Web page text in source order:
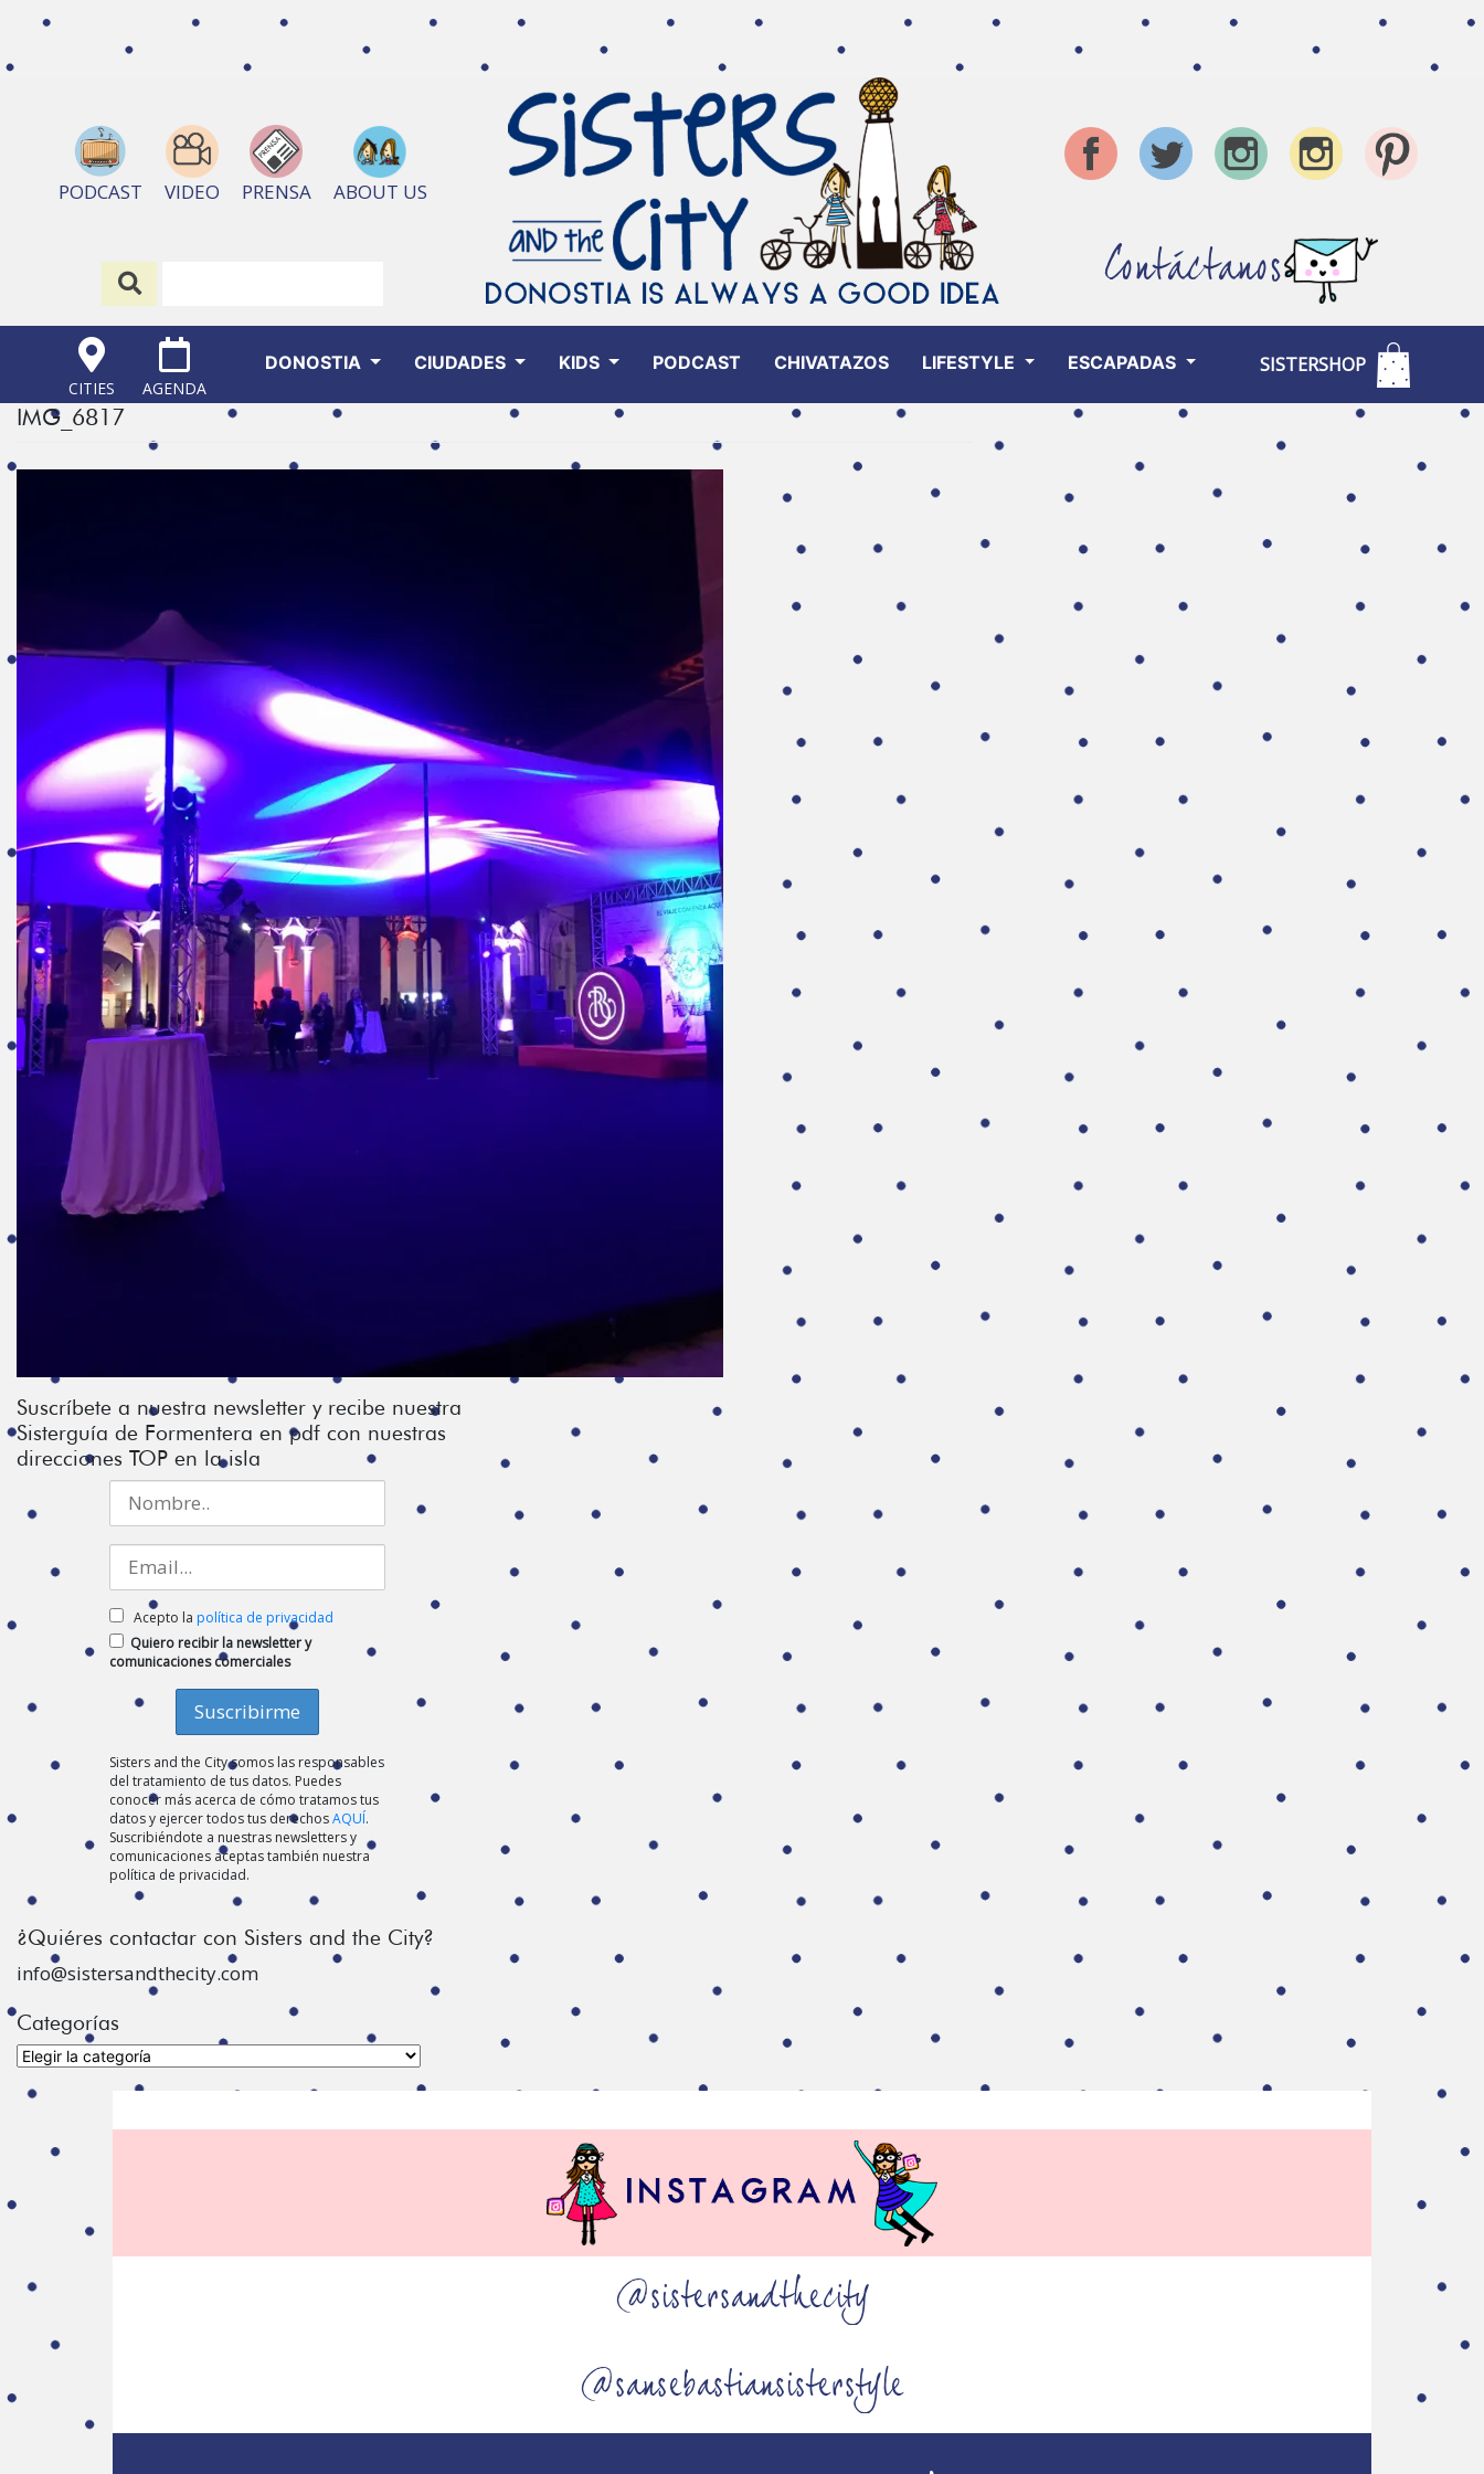
PODCAST VIDEO PRENSA ABOUT US
Contáctanos
CITIES AGENDA
DONOSTIA CIUDADES KIDS PODCAST CHIVATAZOS LIFESTYLE ESCAPADAS SISTERSHOP
IMG_6817
Suscríbete a nuestra newsletter y recibe nuestra
Sisterguía de Formentera en pdf con nuestras
direcciones TOP en la isla
Acepto la política de privacidad
Quiero recibir la newsletter y
comunicaciones comerciales
Sisters and the City somos las responsables
del tratamiento de tus datos. Puedes
conocer más acerca de cómo tratamos tus
datos y ejercer todos tus derechosAQUÍ.
Suscribiéndote a nuestras newsletters y
comunicaciones aceptas también nuestra
política de privacidad.
¿Quiéres contactar con Sisters and the City?
info@sistersandthecity.com
Categorías
Categorías
@sistersandthecity
@sansebastiansisterstyle